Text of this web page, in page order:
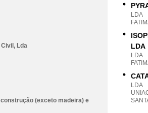
Lda
(exceto madeira) e
LDA
LDA
LDA
LDA